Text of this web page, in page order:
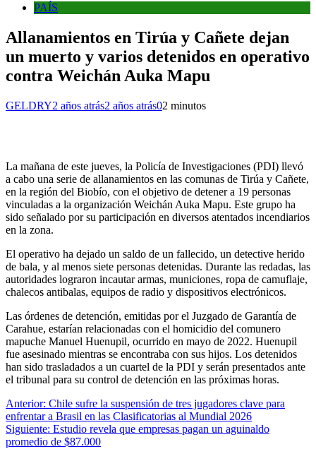
PAÍS
Allanamientos en Tirúa y Cañete dejan
un muerto y varios detenidos en operativo
contra Weichán Auka Mapu
GELDRY2 años atrás2 años atrás02 minutos
La mañana de este jueves, la Policía de Investigaciones (PDI) llevó
a cabo una serie de allanamientos en las comunas de Tirúa y Cañete,
en la región del Biobío, con el objetivo de detener a 19 personas
vinculadas a la organización Weichán Auka Mapu. Este grupo ha
sido señalado por su participación en diversos atentados incendiarios
en la zona.
El operativo ha dejado un saldo de un fallecido, un detective herido
de bala, y al menos siete personas detenidas. Durante las redadas, las
autoridades lograron incautar armas, municiones, ropa de camuflaje,
chalecos antibalas, equipos de radio y dispositivos electrónicos.
Las órdenes de detención, emitidas por el Juzgado de Garantía de
Carahue, estarían relacionadas con el homicidio del comunero
mapuche Manuel Huenupil, ocurrido en mayo de 2022. Huenupil
fue asesinado mientras se encontraba con sus hijos. Los detenidos
han sido trasladados a un cuartel de la PDI y serán presentados ante
el tribunal para su control de detención en las próximas horas.
Navegación
de
entradas
Anterior: Chile sufre la suspensión de tres jugadores clave para
enfrentar a Brasil en las Clasificatorias al Mundial 2026
Siguiente: Estudio revela que empresas pagan un aguinaldo
promedio de $87.000